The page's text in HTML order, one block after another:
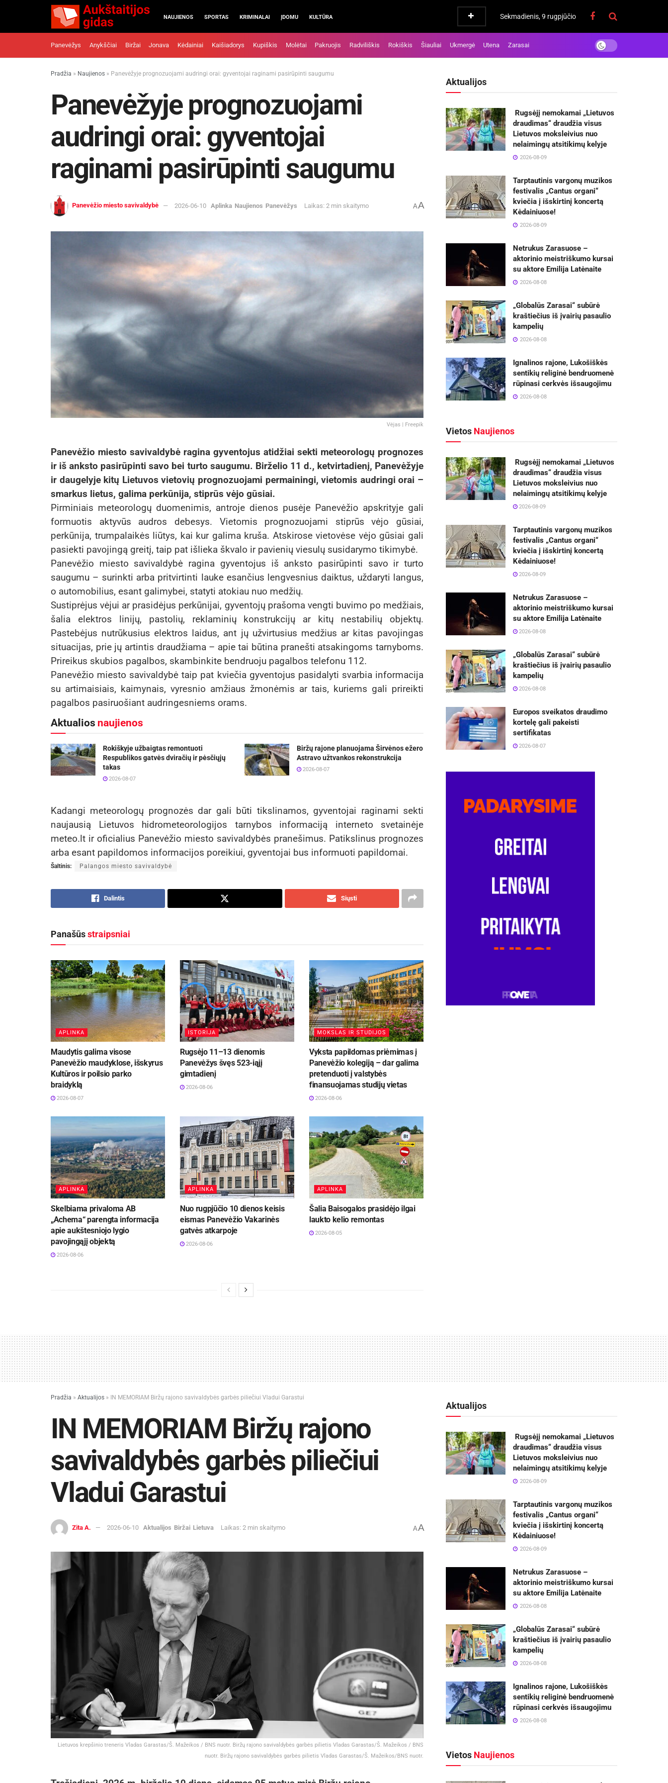
NAUJIENOS SPORTAS KRIMINALAI ĮDOMU KULTŪRA Sekmadienis, 9 rugpjūčio
Panevėžys Anykščiai Biržai Jonava Kėdainiai Kaišiadorys Kupiškis Molėtai Pakruojis Radviliškis Rokiškis Šiauliai Ukmergė Utena Zarasai
Pradžia » Naujienos » Panevėžyje prognozuojami audringi orai: gyventojai raginami pasirūpinti saugumu
Panevėžyje prognozuojami
audringi orai: gyventojai
raginami pasirūpinti saugumu
Panevėžio miesto savivaldybė 2026-06-10 Aplinka Naujienos Panevėžys Laikas: 2 min skaitymo AA
Vėjas | Freepik
Panevėžio miesto savivaldybė ragina gyventojus atidžiai sekti meteorologų prognozes
ir iš anksto pasirūpinti savo bei turto saugumu. Birželio 11 d., ketvirtadienį, Panevėžyje
ir daugelyje kitų Lietuvos vietovių prognozuojami permainingi, vietomis audringi orai –
smarkus lietus, galima perkūnija, stiprūs vėjo gūsiai.
Pirminiais meteorologų duomenimis, antroje dienos pusėje Panevėžio apskrityje gali
formuotis aktyvūs audros debesys. Vietomis prognozuojami stiprūs vėjo gūsiai,
perkūnija, trumpalaikės liūtys, kai kur galima kruša. Atskirose vietovėse vėjo gūsiai gali
pasiekti pavojingą greitį, taip pat išlieka škvalo ir pavienių viesulų susidarymo tikimybė.
Panevėžio miesto savivaldybė ragina gyventojus iš anksto pasirūpinti savo ir turto
saugumu – surinkti arba pritvirtinti lauke esančius lengvesnius daiktus, uždaryti langus,
o automobilius, esant galimybei, statyti atokiau nuo medžių.
Sustiprėjus vėjui ar prasidėjus perkūnijai, gyventojų prašoma vengti buvimo po medžiais,
šalia elektros linijų, pastolių, reklaminių konstrukcijų ar kitų nestabilių objektų.
Pastebėjus nutrūkusius elektros laidus, ant jų užvirtusius medžius ar kitas pavojingas
situacijas, prie jų artintis draudžiama – apie tai būtina pranešti atsakingoms tarnyboms.
Prireikus skubios pagalbos, skambinkite bendruoju pagalbos telefonu 112.
Panevėžio miesto savivaldybė taip pat kviečia gyventojus pasidalyti svarbia informacija
su artimaisiais, kaimynais, vyresnio amžiaus žmonėmis ar tais, kuriems gali prireikti
pagalbos pasiruošiant audringesniems orams.
Aktualios naujienos
Rokiškyje užbaigtas remontuoti
Respublikos gatvės dviračių ir pėsčiųjų
takas
2026-08-07
Biržų rajone planuojama Širvėnos ežero
Astravo užtvankos rekonstrukcija
2026-08-07
Kadangi meteorologų prognozės dar gali būti tikslinamos, gyventojai raginami sekti
naujausią Lietuvos hidrometeorologijos tarnybos informaciją interneto svetainėje
meteo.lt ir oficialius Panevėžio miesto savivaldybės pranešimus. Patikslinus prognozes
arba esant papildomos informacijos poreikiui, gyventojai bus informuoti papildomai.
Šaltinis: Palangos miesto savivaldybė
Dalintis Siųsti
Panašūsstraipsniai
APLINKA
Maudytis galima visose
Panevėžio maudyklose, išskyrus
Kultūros ir poilsio parko
braidyklą
2026-08-07
ISTORIJA
Rugsėjo 11–13 dienomis
Panevėžys švęs 523-iąjį
gimtadienį
2026-08-06
MOKSLAS IR STUDIJOS
Vyksta papildomas priėmimas į
Panevėžio kolegiją – dar galima
pretenduoti į valstybės
finansuojamas studijų vietas
2026-08-06
APLINKA
Skelbiama privaloma AB
„Achema“ parengta informacija
apie aukštesniojo lygio
pavojingąjį objektą
2026-08-06
APLINKA
Nuo rugpjūčio 10 dienos keisis
eismas Panevėžio Vakarinės
gatvės atkarpoje
2026-08-06
APLINKA
Šalia Baisogalos prasidėjo ilgai
laukto kelio remontas
2026-08-05
Aktualijos
Rugsėjį nemokamai „Lietuvos
draudimas“ draudžia visus
Lietuvos moksleivius nuo
nelaimingų atsitikimų kelyje
2026-08-09
Tarptautinis vargonų muzikos
festivalis „Cantus organi“
kviečia į išskirtinį koncertą
Kėdainiuose!
2026-08-09
Netrukus Zarasuose –
aktorinio meistriškumo kursai
su aktore Emilija Latėnaite
2026-08-08
„Globalūs Zarasai“ subūrė
kraštiečius iš įvairių pasaulio
kampelių
2026-08-08
Ignalinos rajone, Lukošiškės
sentikių religinė bendruomenė
rūpinasi cerkvės išsaugojimu
2026-08-08
Vietos Naujienos
Rugsėjį nemokamai „Lietuvos
draudimas“ draudžia visus
Lietuvos moksleivius nuo
nelaimingų atsitikimų kelyje
2026-08-09
Tarptautinis vargonų muzikos
festivalis „Cantus organi“
kviečia į išskirtinį koncertą
Kėdainiuose!
2026-08-09
Netrukus Zarasuose –
aktorinio meistriškumo kursai
su aktore Emilija Latėnaite
2026-08-08
„Globalūs Zarasai“ subūrė
kraštiečius iš įvairių pasaulio
kampelių
2026-08-08
Europos sveikatos draudimo
kortelę gali pakeisti
sertifikatas
2026-08-07
Pradžia » Aktualijos » IN MEMORIAM Biržų rajono savivaldybės garbės piliečiui Vladui Garastui
IN MEMORIAM Biržų rajono
savivaldybės garbės piliečiui
Vladui Garastui
Zita A. 2026-06-10 Aktualijos Biržai Lietuva Laikas: 2 min skaitymo AA
Lietuvos krepšinio treneris Vladas Garastas/Š. Mažeikos / BNS nuotr. Biržų rajono savivaldybės garbės pilietis Vladas Garastas/Š. Mažeikos / BNS
nuotr. Biržų rajono savivaldybės garbės pilietis Vladas Garastas/Š. Mažeikos/BNS nuotr.
Aktualijos
Rugsėjį nemokamai „Lietuvos
draudimas“ draudžia visus
Lietuvos moksleivius nuo
nelaimingų atsitikimų kelyje
2026-08-09
Tarptautinis vargonų muzikos
festivalis „Cantus organi“
kviečia į išskirtinį koncertą
Kėdainiuose!
2026-08-09
Netrukus Zarasuose –
aktorinio meistriškumo kursai
su aktore Emilija Latėnaite
2026-08-08
„Globalūs Zarasai“ subūrė
kraštiečius iš įvairių pasaulio
kampelių
2026-08-08
Ignalinos rajone, Lukošiškės
sentikių religinė bendruomenė
rūpinasi cerkvės išsaugojimu
2026-08-08
Vietos Naujienos